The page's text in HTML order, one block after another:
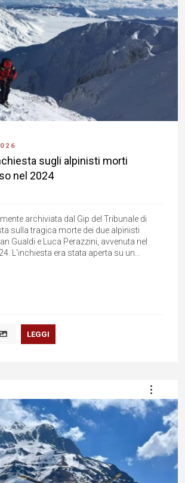
sugli alpinisti morti
nel 2024
archiviata dal Gip del Tribunale di
sulla tragica morte dei due alpinisti
Gualdi e Luca Perazzini, avvenuta nel
L'inchiesta era stata aperta su un...
LEGGI